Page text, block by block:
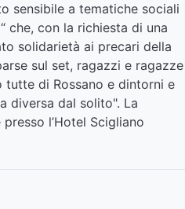
sensibile a tematiche sociali
che, con la richiesta di una
solidarietà ai precari della
sul set, ragazzi e ragazze
tutte di Rossano e dintorni e
diversa dal solito". La
l’Hotel Scigliano